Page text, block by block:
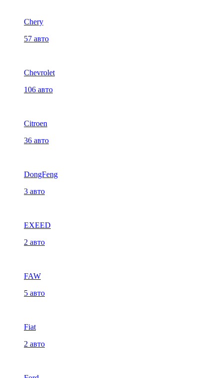
Chery
57 авто
Chevrolet
106 авто
Citroen
36 авто
DongFeng
3 авто
EXEED
2 авто
FAW
5 авто
Fiat
2 авто